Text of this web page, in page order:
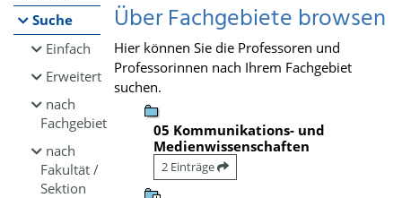
Suche
Einfach
Erweitert
nach
Fachgebiet
nach
Fakultät /
Sektion
Über Fachgebiete browsen
Hier können Sie die Professoren und
Professorinnen nach Ihrem Fachgebiet
suchen.
05 Kommunikations- und
Medienwissenschaften
2 Einträge